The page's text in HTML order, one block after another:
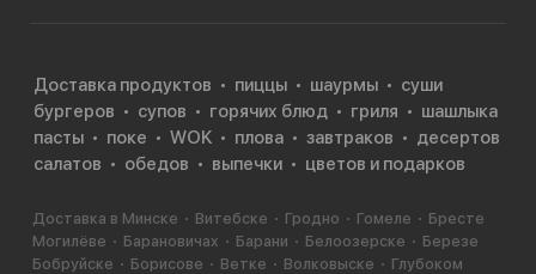
Доставка продуктов пиццы шаурмы
суши
бургеров
супов горячих блюд гриля
шашлыка
пасты
поке WOK плова завтраков
десертов
салатов
обедов выпечки цветов и подарков
Доставка в Минске Витебске Гродно Гомеле
Бресте
Могилёве
Барановичах Барани Белоозерске
Березе
Бобруйске
Борисове Ветке Волковыске
Глубоком